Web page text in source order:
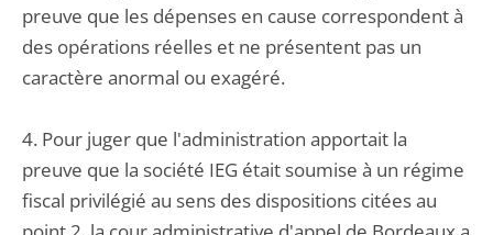
preuve que les dépenses en cause correspondent à
des opérations réelles et ne présentent pas un
caractère anormal ou exagéré.
4. Pour juger que l'administration apportait la
preuve que la société IEG était soumise à un régime
fiscal privilégié au sens des dispositions citées au